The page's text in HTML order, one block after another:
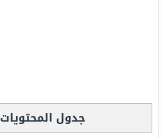
جدول المحتويات